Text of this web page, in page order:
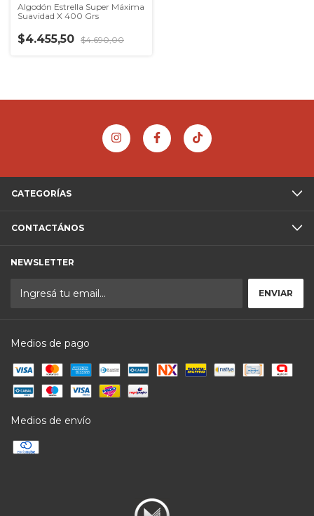
Algodón Estrella Super Máxima
Suavidad X 400 Grs
$4.455,50 $4.690,00
CATEGORÍAS
CONTACTÁNOS
NEWSLETTER
Medios de pago
Medios de envío